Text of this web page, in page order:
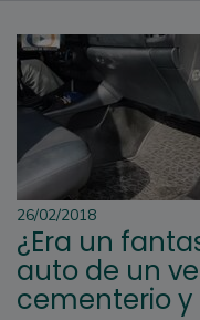
26/02/2018
¿Era un
auto de un
cementerio